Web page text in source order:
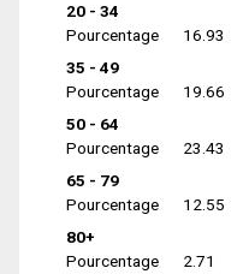
20 - 34
Pourcentage
16.93
35 - 49
Pourcentage
19.66
50 - 64
Pourcentage
23.43
65 - 79
Pourcentage
12.55
80+
Pourcentage
2.71